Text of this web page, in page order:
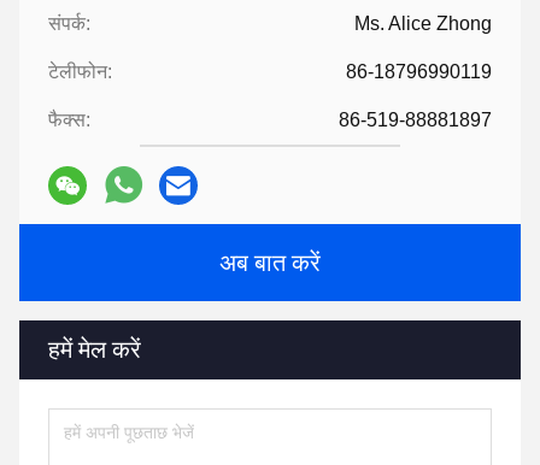
संपर्क: Ms. Alice Zhong
टेलीफोन: 86-18796990119
फैक्स: 86-519-88881897
अब बात करें
हमें मेल करें